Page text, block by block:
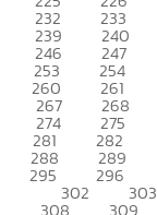
232 233
239 240
246 247
253 254
260 261
267 268
274 275
281 282
288 289
295 296
302 303
308 309